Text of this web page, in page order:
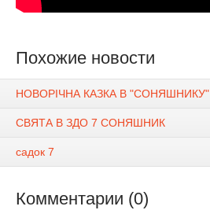
Похожие новости
НОВОРІЧНА КАЗКА В "СОНЯШНИКУ"
СВЯТА В ЗДО 7 СОНЯШНИК
садок 7
Комментарии (0)